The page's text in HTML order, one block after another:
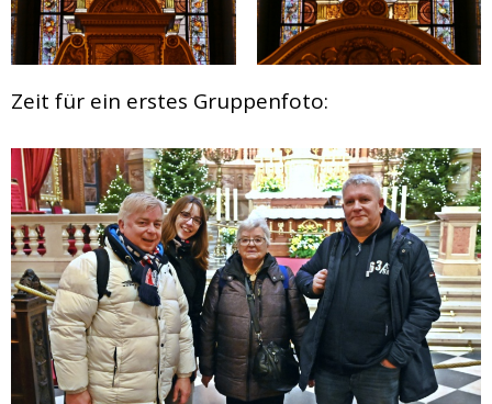
Zeit für ein erstes Gruppenfoto: